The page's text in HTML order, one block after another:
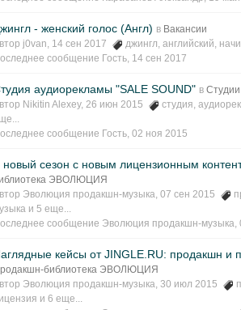
- женский голос (Англ) в Вакансии
j0van, 14 сен 2017 джингл,английский,
сообщение Гость, 14 сен 2017
аудиорекламы "SALE SOUND" в Студии
Nikitin Alexey, 26 июн 2015 студия,
сообщение Гость,02 ноя 2015
новый сезон с новым лицензионным
ЭВОЛЮЦИЯ
Эволюция продакшн-музыка, 07 сен 2015
и 5 еще...
сообщение Эволюция продакшн-музыка,
кейсы от JINGLE.RU: продакшн и
библиотека ЭВОЛЮЦИЯ
Эволюция продакшн-музыка, 30 июл 2015
и 6 еще...